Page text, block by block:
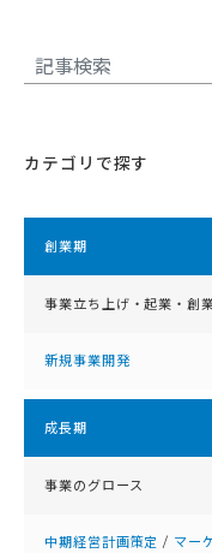
カテゴリで探す
創業期
事業立ち上げ・起業・創
新規事業開発
成⻑期
事業のグロース
中期経営計画策定 / マー